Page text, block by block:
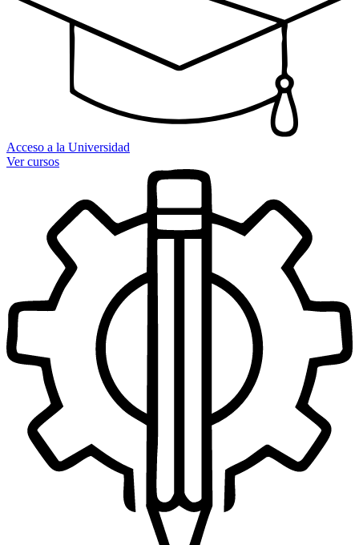
Acceso a la Universidad
Ver cursos